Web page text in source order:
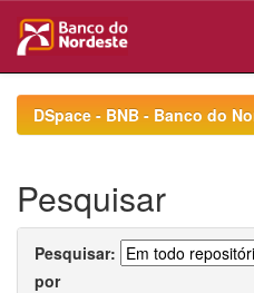
navigationDSpace - BNB - Banco do
Pesquisar
Pesquisar:
por